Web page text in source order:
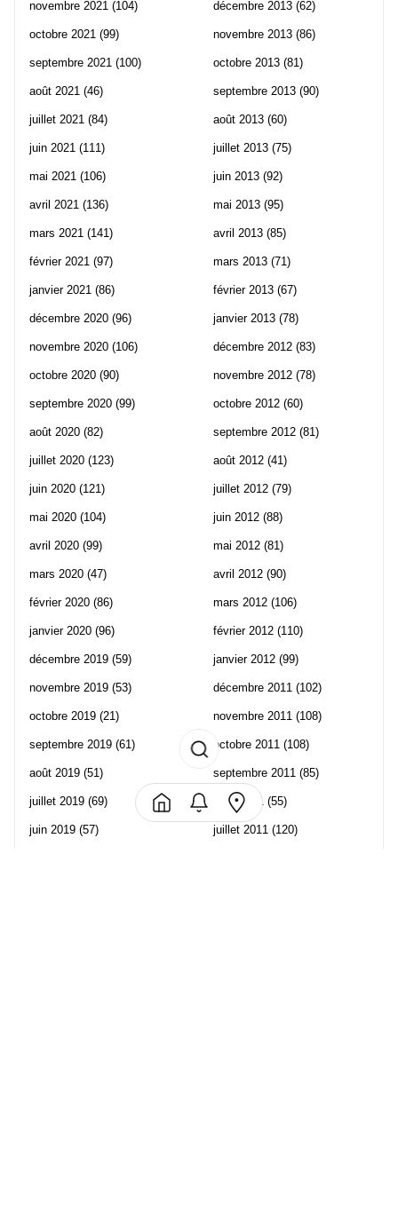
novembre 2021 (104)
octobre 2021 (99)
septembre 2021 (100)
août 2021 (46)
juillet 2021 (84)
juin 2021 (111)
mai 2021 (106)
avril 2021 (136)
mars 2021 (141)
février 2021 (97)
janvier 2021 (86)
décembre 2020 (96)
novembre 2020 (106)
octobre 2020 (90)
septembre 2020 (99)
août 2020 (82)
juillet 2020 (123)
juin 2020 (121)
mai 2020 (104)
avril 2020 (99)
mars 2020 (47)
février 2020 (86)
janvier 2020 (96)
décembre 2019 (59)
novembre 2019 (53)
octobre 2019 (21)
septembre 2019 (61)
août 2019 (51)
juillet 2019 (69)
juin 2019 (57)
décembre 2013 (62)
novembre 2013 (86)
octobre 2013 (81)
septembre 2013 (90)
août 2013 (60)
juillet 2013 (75)
juin 2013 (92)
mai 2013 (95)
avril 2013 (85)
mars 2013 (71)
février 2013 (67)
janvier 2013 (78)
décembre 2012 (83)
novembre 2012 (78)
octobre 2012 (60)
septembre 2012 (81)
août 2012 (41)
juillet 2012 (79)
juin 2012 (88)
mai 2012 (81)
avril 2012 (90)
mars 2012 (106)
février 2012 (110)
janvier 2012 (99)
décembre 2011 (102)
novembre 2011 (108)
octobre 2011 (108)
septembre 2011 (85)
août 2011 (55)
juillet 2011 (120)